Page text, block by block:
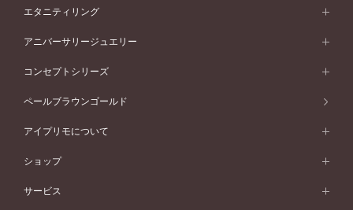
ピンクゴールド
ペールブラウンゴールド
ウェーブライン
V字ライン
ワンサイドメレ
ダブルサイドメレ
フェミニン
モード
50万円台～
40万円台～
30万円台～
婚約指輪 人気ランキング
婚約ネックレス
結婚指輪一覧
ピンクゴールド
ペールブラウンゴールド
ウェーブライン
V字ライン
ワンメレ
セベラルメレ
フェミニン
モード
50万円～
40万円～50万円
セットリング
セットリング一覧
ピンクゴールド
ペールブラウンゴールド
エタニティリング
エタニティリング
エタニティリング一覧
ピンクゴールド
ペールブラウンゴールド
アニバーサリージュエリー
アニバーサリージュエリー
アニバーサリージュエリー一覧
ファッションリング
ブレスレット
コンセプトシリーズ
コンセプトシリーズ
オリジンビリーフ
エトワル
ペールブラウンゴールド
アイプリモについて
アイプリモについて
パーソナルハンド診断
ショップ
店舗一覧
サービス